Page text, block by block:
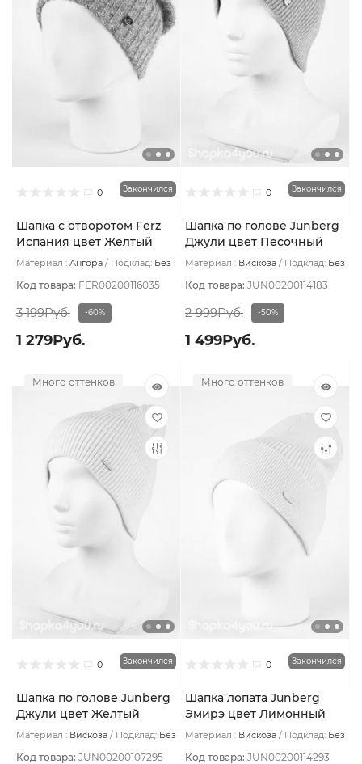
0 Закончился
Шапка с отворотом Ferz
Испания цвет Желтый
Материал : Ангора Подклад: Без
Код товара: FER00200116035
3 199Руб. -60%
1 279Руб.
0 Закончился
Шапка по голове Junberg
Джули цвет Песочный
Материал : Вискоза Подклад: Без
Код товара: JUN00200114183
2 999Руб. -50%
1 499Руб.
Много оттенков
0 Закончился
Шапка по голове Junberg
Джули цвет Желтый
Материал : Вискоза Подклад: Без
Код товара: JUN00200107295
Много оттенков
0 Закончился
Шапка лопата Junberg
Эмирэ цвет Лимонный
Материал : Вискоза Подклад: Без
Код товара: JUN00200114293